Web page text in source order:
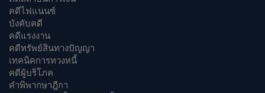
คดีไฟแนนซ์
บังคับคดี
คดีแรงงาน
คดีทรัพย์สินทางปัญญา
เทคนิคการทวงหนี้
คดีผู้บริโภค
คำพิพากษาฎีกา